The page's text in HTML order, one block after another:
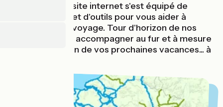
Notre nouveau site internet s'est équipé de
fonctionnalités et d'outils pour vous aider à
préparer votre voyage. Tour d'horizon de nos
outils pour vous accompagner au fur et à mesure
de la préparation de vos prochaines vacances... à